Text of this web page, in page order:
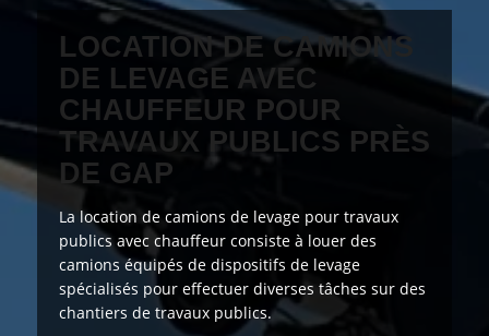
LOCATION DE CAMIONS
DE LEVAGE AVEC
CHAUFFEUR POUR
TRAVAUX PUBLICS PRÈS
DE GAP
La location de camions de levage pour travaux
publics avec chauffeur consiste à louer des
camions équipés de dispositifs de levage
spécialisés pour effectuer diverses tâches sur des
chantiers de travaux publics.